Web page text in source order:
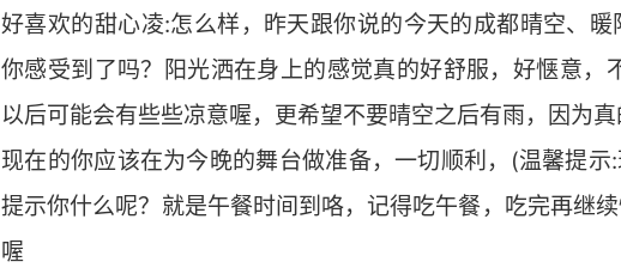
好喜欢的甜心凌:怎么样，昨天跟你说的今天的成都晴空、暖
你感受到了吗？阳光洒在身上的感觉真的好舒服，好惬意，
以后可能会有些些凉意喔，更希望不要晴空之后有雨，因为
现在的你应该在为今晚的舞台做准备，一切顺利，(温馨提
提示你什么呢？就是午餐时间到咯，记得吃午餐，吃完再继
喔